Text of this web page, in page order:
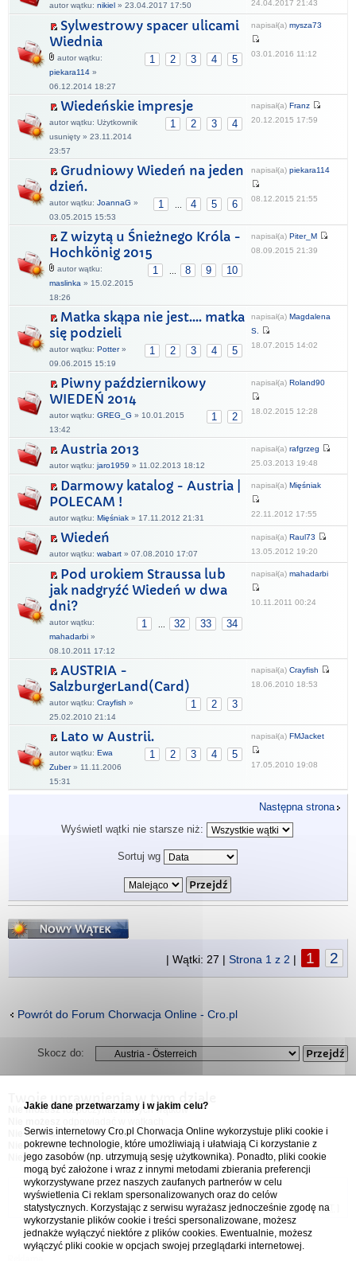
autor wątku: nikiel » 23.04.2017 17:50
24.04.2017 21:43
Sylwestrowy spacer ulicami
Wiednia
1 2 3 4 5
autor wątku:
piekara114 »
06.12.2014 18:27
napisał(a) mysza73
03.01.2016 11:12
Wiedeńskie impresje
1 2 3 4
autor wątku: Użytkownik
usunięty » 23.11.2014
23:57
napisał(a) Franz
20.12.2015 17:59
Grudniowy Wiedeń na jeden
dzień.
1 4 5 6
autor wątku: JoannaG »
03.05.2015 15:53
napisał(a) piekara114
08.12.2015 21:55
Z wizytą u Śnieżnego Króla -
Hochkönig 2015
1 8 9 10
autor wątku:
maslinka » 15.02.2015
18:26
napisał(a) Piter_M
08.09.2015 21:39
Matka skąpa nie jest.... matka
się podzieli
1 2 3 4 5
autor wątku: Potter»
09.06.2015 15:19
napisał(a) Magdalena
S.
18.07.2015 14:02
Piwny październikowy
WIEDEŃ 2014
1 2
autor wątku: GREG_G » 10.01.2015
13:42
napisał(a) Roland90
18.02.2015 12:28
Austria 2013
autor wątku: jaro1959 » 11.02.2013 18:12
napisał(a) rafgrzeg
25.03.2013 19:48
Darmowy katalog - Austria |
POLECAM !
autor wątku: Mięśniak » 17.11.2012 21:31
napisał(a) Mięśniak
22.11.2012 17:55
Wiedeń
autor wątku: wabart » 07.08.2010 17:07
napisał(a) Raul73
13.05.2012 19:20
Pod urokiem Straussa lub
jak nadgryźć Wiedeń w dwa
dni?
1 32 33 34
autor wątku:
mahadarbi »
08.10.2011 17:12
napisał(a) mahadarbi
10.11.2011 00:24
AUSTRIA -
SalzburgerLand(Card)
1 2 3
autor wątku: Crayfish »
25.02.2010 21:14
napisał(a) Crayfish
18.06.2010 18:53
Lato w Austrii.
1 2 3 4 5
autor wątku: Ewa
Zuber» 11.11.2006
15:31
napisał(a) FMJacket
17.05.2010 19:08
Następna strona
Wyświetl wątki nie starsze niż:
Sortuj wg
Napisz wątek
| Wątki: 27 | Strona 1 z 2 | 1 2
Powrót do Forum Chorwacja Online - Cro.pl
Skocz do:
Twoje uprawnienia w tym dziale
Nie możeszrozpoczynać nowych wątków
Nie możeszedytować swoich postów
Nie możeszusuwać swoich postów
Nie możeszdodawać załączników
Forum Chorwacja Online - Cro.pl
Usuń ciasteczka• Strefa czasowa: UTC + 1 (Polska - czas zimowy) [ DST
Jakie dane przetwarzamy i w jakim celu?
Serwis internetowy Cro.pl Chorwacja Online wykorzystuje pliki cookie i
pokrewne technologie, które umożliwiają i ułatwiają Ci korzystanie z
jego zasobów (np. utrzymują sesję użytkownika). Ponadto, pliki cookie
mogą być założone i wraz z innymi metodami zbierania preferencji
wykorzystywane przez naszych zaufanych partnerów w celu
wyświetlenia Ci reklam spersonalizowanych oraz do celów
statystycznych. Korzystając z serwisu wyrażasz jednocześnie zgodę na
wykorzystanie plików cookie i treści spersonalizowane, możesz
jednakże wyłączyć niektóre z plików cookies. Ewentualnie, możesz
wyłączyć pliki cookie w opcjach swojej przeglądarki internetowej.